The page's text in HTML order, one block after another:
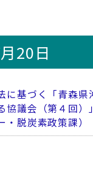
20日
に基づく「青森県
協議会（第４回）
脱炭素政策課）